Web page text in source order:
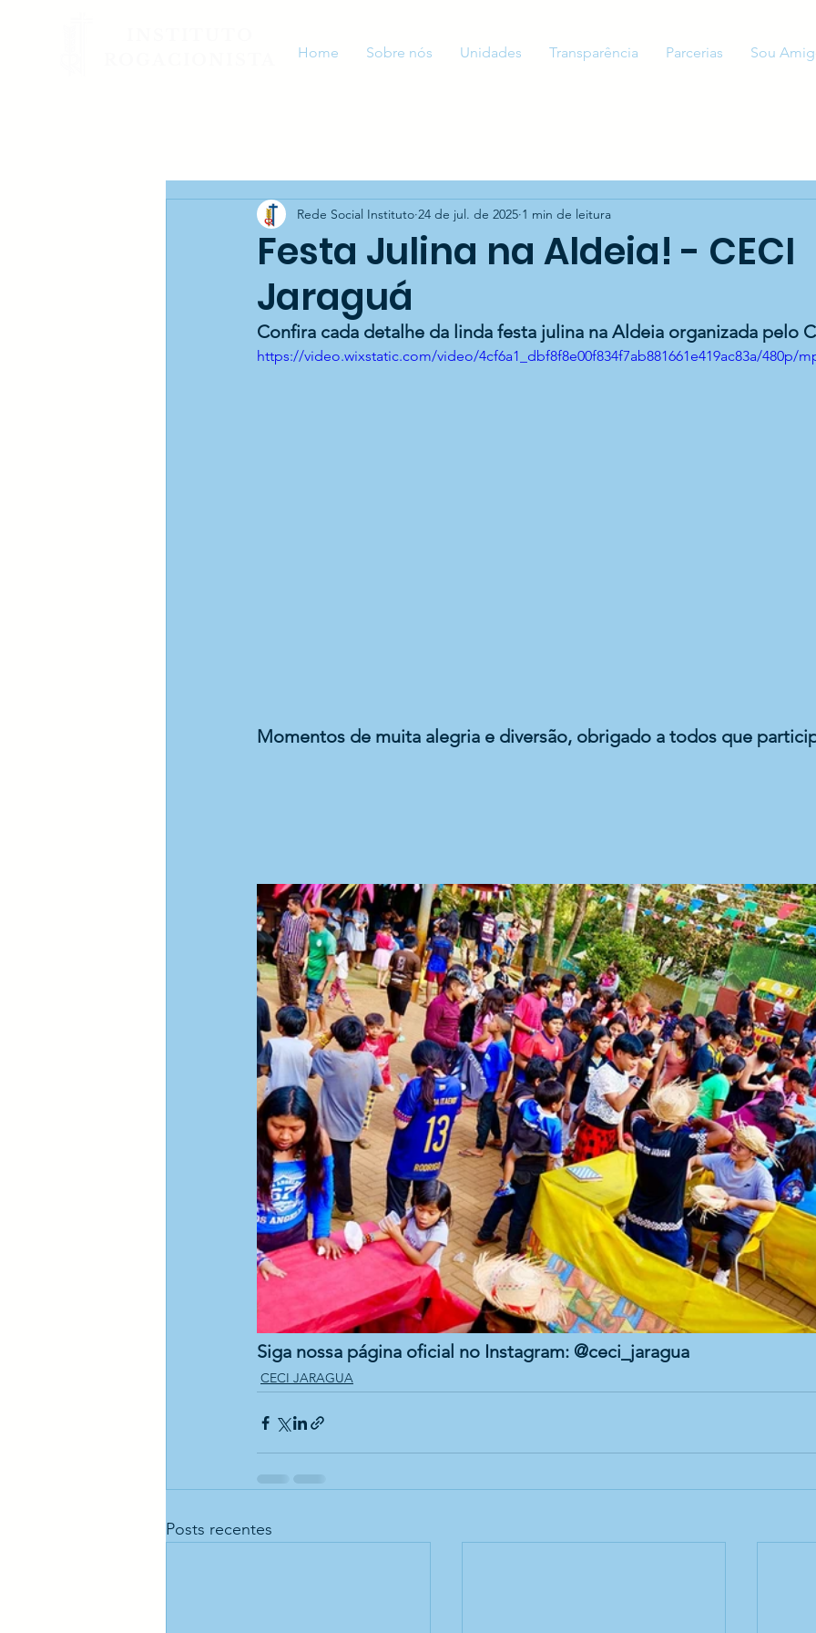
Home Sobre nós Unidades Transparência Parcerias Sou
Festa Julina na Aldeia! - CECI
Jaraguá
Rede Social Instituto 24 de jul. de 2025 1 min de leitura
Confira cada detalhe da linda festa julina na Aldeia organizada pelo
https://video.wixstatic.com/video/4cf6a1_dbf8f8e00f834f7ab881661e419ac83a/480p/
Momentos de muita alegria e diversão, obrigado a todos que
Siga nossa página oficial no Instagram: @ceci_jaragua
CECI JARAGUA
Posts recentes